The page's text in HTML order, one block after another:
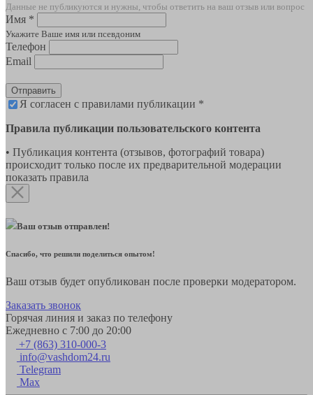
Данные не публикуются и нужны, чтобы ответить на ваш отзыв или вопрос
Имя *
Укажите Ваше имя или псевдоним
Телефон
Email
Отправить
Я согласен с правилами публикации *
Правила публикации пользовательского контента
• Публикация контента (отзывов, фотографий товара)
происходит только после их предварительной модерации
показать правила
Ваш отзыв отправлен!
Спасибо, что решили поделиться опытом!
Ваш отзыв будет опубликован после проверки модератором.
Заказать звонок
Горячая линия и заказ по телефону
Ежедневно с 7:00 до 20:00
+7 (863) 310-000-3
info@vashdom24.ru
Telegram
Max